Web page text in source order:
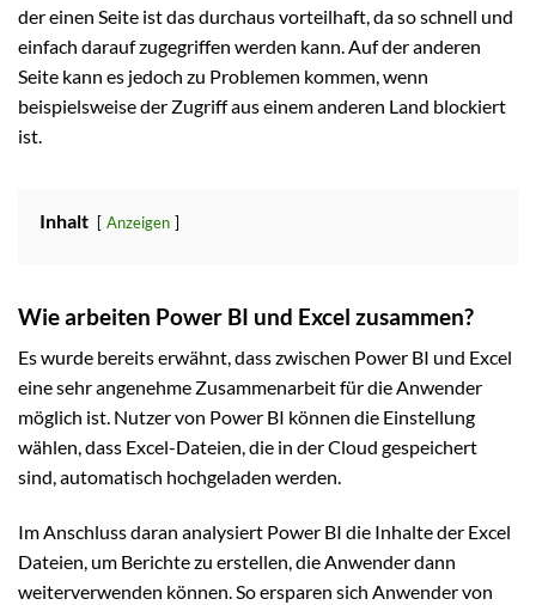
der einen Seite ist das durchaus vorteilhaft, da so schnell und
einfach darauf zugegriffen werden kann. Auf der anderen
Seite kann es jedoch zu Problemen kommen, wenn
beispielsweise der Zugriff aus einem anderen Land blockiert
ist.
Inhalt Anzeigen
Wie arbeiten Power BI und Excel zusammen?
Es wurde bereits erwähnt, dass zwischen Power BI und Excel
eine sehr angenehme Zusammenarbeit für die Anwender
möglich ist. Nutzer von Power BI können die Einstellung
wählen, dass Excel-Dateien, die in der Cloud gespeichert
sind, automatisch hochgeladen werden.
Im Anschluss daran analysiert Power BI die Inhalte der Excel
Dateien, um Berichte zu erstellen, die Anwender dann
weiterverwenden können. So ersparen sich Anwender von